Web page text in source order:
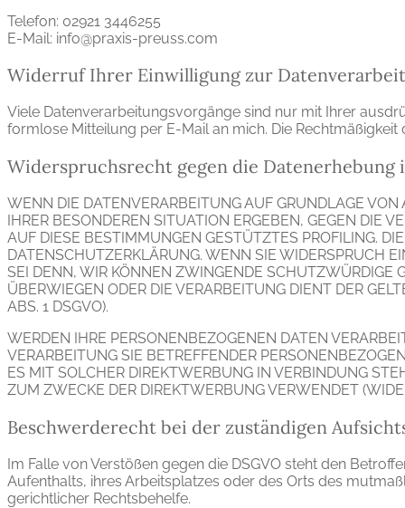
Telefon: 02921 3446255
E-Mail: info@praxis-preuss.com
Widerruf Ihrer Einwilligung zur
Viele Datenverarbeitungsvorgänge sind nur mit Ihrer
formlose Mitteilung per E-Mail an mich. Die
Widerspruchsrecht gegen die Datenerhebung
WENN DIE DATENVERARBEITUNG AUF GRUNDLAGE VON
IHRER BESONDEREN SITUATION ERGEBEN, GEGEN DIE
AUF DIESE BESTIMMUNGEN GESTÜTZTES PROFILING.
DATENSCHUTZERKLÄRUNG. WENN SIE WIDERSPRUCH
SEI DENN, WIR KÖNNEN ZWINGENDE SCHUTZWÜRDIGE
ÜBERWIEGEN ODER DIE VERARBEITUNG DIENT DER
ABS. 1 DSGVO).
WERDEN IHRE PERSONENBEZOGENEN DATEN
VERARBEITUNG SIE BETREFFENDER
ES MIT SOLCHER DIREKTWERBUNG IN VERBINDUNG
ZUM ZWECKE DER DIREKTWERBUNG VERWENDET
Beschwerderecht bei der zuständigen
Im Falle von Verstößen gegen die DSGVO steht den
Aufenthalts, ihres Arbeitsplatzes oder des Orts des
gerichtlicher Rechtsbehelfe.